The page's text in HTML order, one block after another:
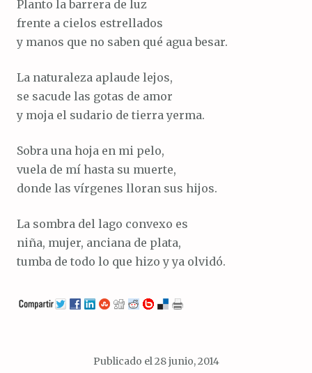
Planto la barrera de luz
frente a cielos estrellados
y manos que no saben qué agua besar.
La naturaleza aplaude lejos,
se sacude las gotas de amor
y moja el sudario de tierra yerma.
Sobra una hoja en mi pelo,
vuela de mí hasta su muerte,
donde las vírgenes lloran sus hijos.
La sombra del lago convexo es
niña, mujer, anciana de plata,
tumba de todo lo que hizo y ya olvidó.
Publicado el 28 junio, 2014